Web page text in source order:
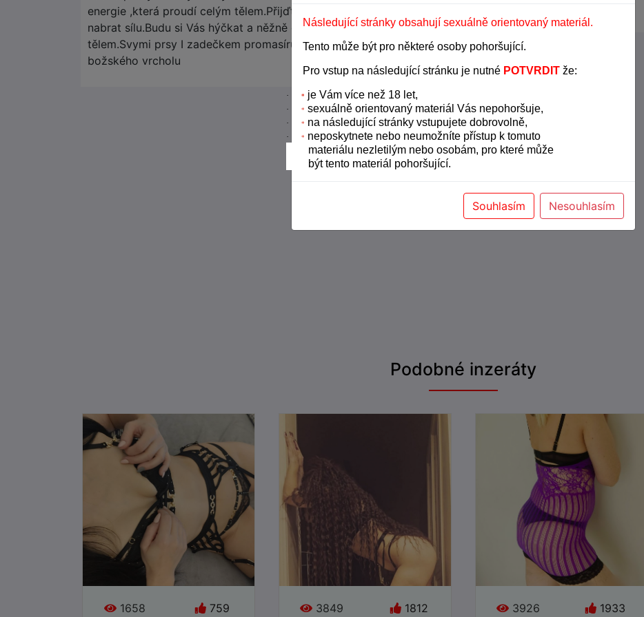
energie ,která proudí celým tělem.Přijďte si odpočinout a
nabrat sílu.Budu si Vás hýčkat a něžně dráždit celým
tělem.Svymi prsy I zadečkem promasíruji Vaše tělo k
božského vrcholu
774 110 143
Podobné inzeráty
●
Online
1658 759
●
Online
3849 1812
Jazyky:
3926 1933
Následující stránky obsahují sexuálně orientovaný materiál.
Tento může být pro některé osoby pohoršující.
Pro vstup na následující stránku je nutné POTVRDIT že:
· * je Vám více než 18 let,
· * sexuálně orientovaný materiál Vás nepohoršuje,
· * na následující stránky vstupujete dobrovolně,
· * neposkytnete nebo neumožníte přístup k tomuto
materiálu nezletilým nebo osobám, pro které může
být tento materiál pohoršující.
Souhlasím Nesouhlasím